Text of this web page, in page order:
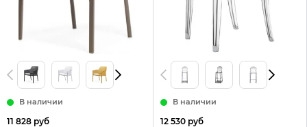
В наличии
11 828 руб
В наличии
12 530 руб